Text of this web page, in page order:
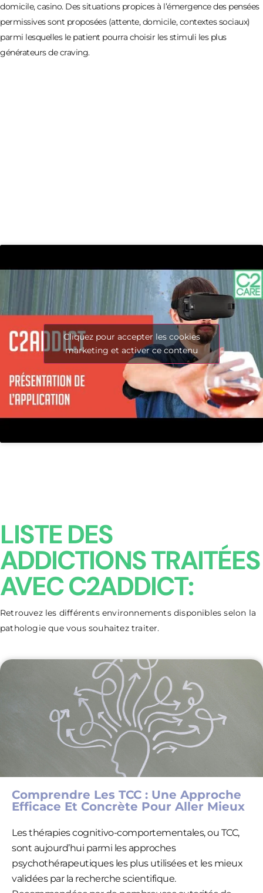
domicile, casino. Des situations propices à l’émergence des pensées
permissives sont proposées (attente, domicile, contextes sociaux)
parmi lesquelles le patient pourra choisir les stimuli les plus
générateurs de craving.
Cliquez pour accepter les cookies
marketing et activer ce contenu
LISTE DES
ADDICTIONS TRAITÉES
AVEC C2ADDICT:
Retrouvez les différents environnements disponibles selon la
pathologie que vous souhaitez traiter.
Comprendre Les TCC : Une Approche
Efficace Et Concrète Pour Aller Mieux
Les thérapies cognitivo-comportementales, ou TCC,
sont aujourd’hui parmi les approches
psychothérapeutiques les plus utilisées et les mieux
validées par la recherche scientifique.